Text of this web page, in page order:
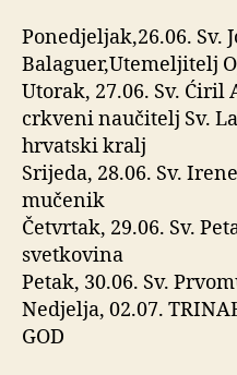
Ponedjeljak,26.06. Sv.
Balaguer,Utemeljitelj
Utorak, 27.06. Sv.
crkveni naučitelj Sv.
hrvatski kralj
Srijeda, 28.06. Sv.
mučenik
Četvrtak, 29.06. Sv.
svetkovina
Petak, 30.06. Sv.
Nedjelja, 02.07.
GOD